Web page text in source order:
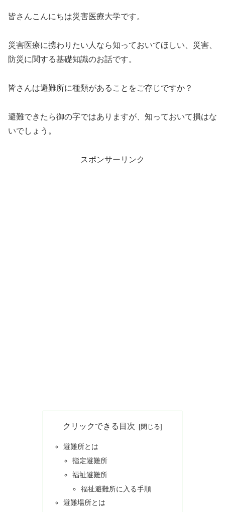
皆さんこんにちは災害医療大学です。
災害医療に携わりたい人なら知っておいてほしい、災害、
防災に関する基礎知識のお話です。
皆さんは避難所に種類があることをご存じですか？
避難できたら御の字ではありますが、知っておいて損はな
いでしょう。
スポンサーリンク
クリックできる目次
避難所とは
指定避難所
福祉避難所
福祉避難所に入る手順
避難場所とは